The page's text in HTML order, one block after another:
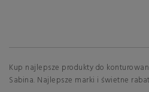
Kup najlepsze produkty do
Sabina. Najlepsze marki i świetne